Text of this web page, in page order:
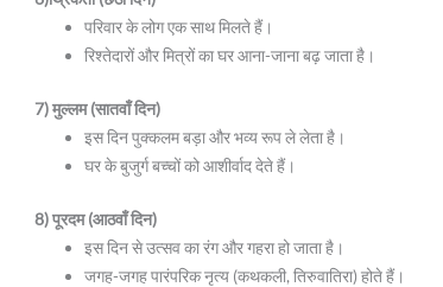
परिवार के लोग एक साथ मिलते हैं।
रिश्तेदारों और मित्रों का घर आना-जाना बढ़ जाता है।
7) मुल्लम (सातवाँ दिन)
इस दिन पुक्कलम बड़ा और भव्य रूप ले लेता है।
घर के बुजुर्ग बच्चों को आशीर्वाद देते हैं।
8) पूरदम (आठवाँ दिन)
इस दिन से उत्सव का रंग और गहरा हो जाता है।
जगह-जगह पारंपरिक नृत्य (कथकली, तिरुवातिरा) होते हैं।